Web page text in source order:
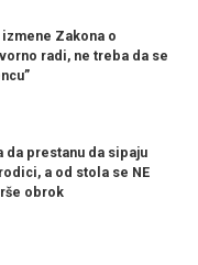
Zakona o
radi, ne treba da se
da prestanu da sipaju
a od stola se NE
obrok